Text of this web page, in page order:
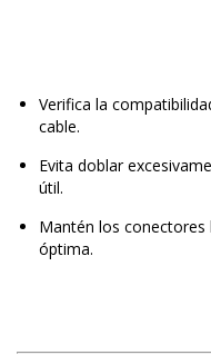
Verifica la
cable.
Evita doblar
útil.
Mantén los conectores
óptima.